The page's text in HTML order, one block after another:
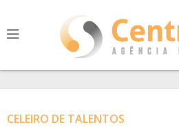
CELEIRO DE TALENTOS